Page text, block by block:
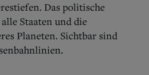
Das politische
Staaten und die
Planeten. Sichtbar sind